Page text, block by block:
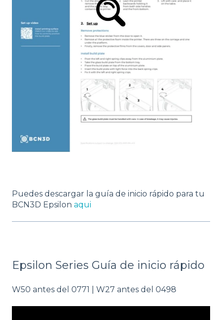
Puedes descargar la guía de inicio rápido para tu
BCN3D Epsilon aqui
Epsilon Series Guía de inicio rápido
W50 antes del 0771 | W27 antes del 0498